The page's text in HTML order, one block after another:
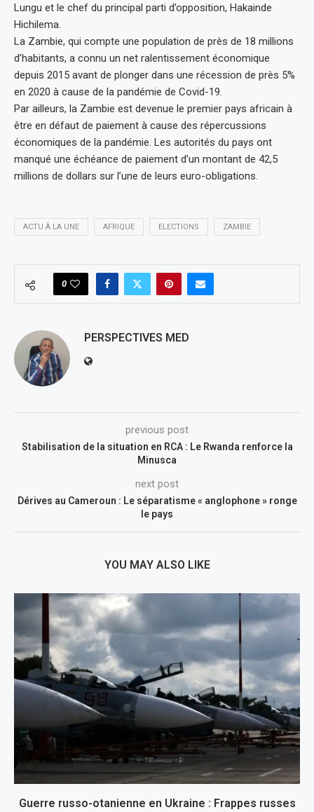
Lungu et le chef du principal parti d’opposition, Hakainde
Hichilema.
La Zambie, qui compte une population de près de 18 millions
d’habitants, a connu un net ralentissement économique
depuis 2015 avant de plonger dans une récession de près 5%
en 2020 à cause de la pandémie de Covid-19.
Par ailleurs, la Zambie est devenue le premier pays africain à
être en défaut de paiement à cause des répercussions
économiques de la pandémie. Les autorités du pays ont
manqué une échéance de paiement d’un montant de 42,5
millions de dollars sur l’une de leurs euro-obligations.
ACTU À LA UNE AFRIQUE ELECTIONS ZAMBIE
0
PERSPECTIVES MED
previous post
Stabilisation de la situation en RCA : Le Rwanda renforce la
Minusca
next post
Dérives au Cameroun : Le séparatisme « anglophone » ronge
le pays
YOU MAY ALSO LIKE
Guerre russo-otanienne en Ukraine : Frappes russes